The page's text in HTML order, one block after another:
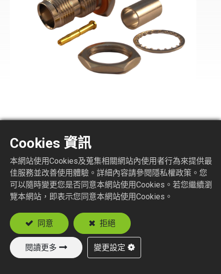
TNC8175-1-XXX
75 ohm TNC STR. JACK BULKHEAD CRIMP
TYPE
Suitable Cable
RG59
RG179
加入詢價車
Cookies 資訊
本網站使用Cookies及蒐集相關網站內使用者行為來提供最
佳服務並改善使用體驗。詳細內容請參閱隱私權政策。您
可以隨時變更您是否同意本網站使用Cookies。若您繼續瀏
覽本網站，即表示您同意本網站使用Cookies。
同意 拒絕
閱讀更多 變更設定